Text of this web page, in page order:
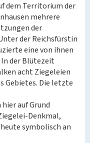
dem Territorium der
mehrere
der
der Reichsfürstin
eine von ihnen
der Blütezeit
acht Ziegeleien
Gebietes. Die letzte
auf Grund
Denkmal,
symbolisch an